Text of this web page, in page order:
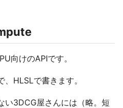
向けのAPIです。
HLSLで書きます。
い3DCG屋さんには（略。短